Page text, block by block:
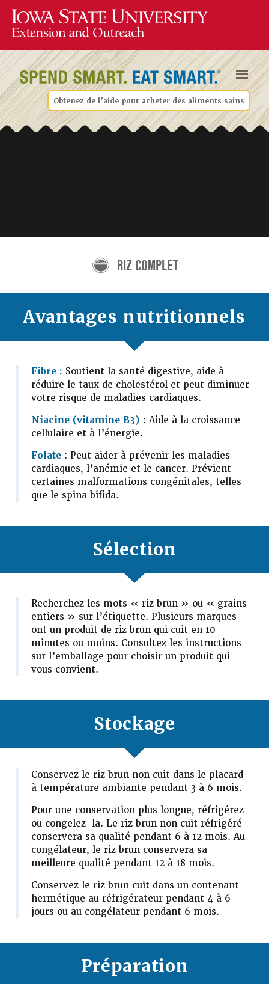
Obtenez de l’aide pour acheter des aliments sains
RIZ COMPLET
Avantages nutritionnels
Fibre : Soutient la santé digestive, aide à
réduire le taux de cholestérol et peut diminuer
votre risque de maladies cardiaques.
Niacine (vitamine B3) : Aide à la croissance
cellulaire et à l’énergie.
Folate : Peut aider à prévenir les maladies
cardiaques, l’anémie et le cancer. Prévient
certaines malformations congénitales, telles
que le spina bifida.
Sélection
Recherchez les mots « riz brun » ou « grains
entiers » sur l’étiquette. Plusieurs marques
ont un produit de riz brun qui cuit en 10
minutes ou moins. Consultez les instructions
sur l’emballage pour choisir un produit qui
vous convient.
Stockage
Conservez le riz brun non cuit dans le placard
à température ambiante pendant 3 à 6 mois.
Pour une conservation plus longue, réfrigérez
ou congelez-la. Le riz brun non cuit réfrigéré
conservera sa qualité pendant 6 à 12 mois. Au
congélateur, le riz brun conservera sa
meilleure qualité pendant 12 à 18 mois.
Conservez le riz brun cuit dans un contenant
hermétique au réfrigérateur pendant 4 à 6
jours ou au congélateur pendant 6 mois.
Préparation